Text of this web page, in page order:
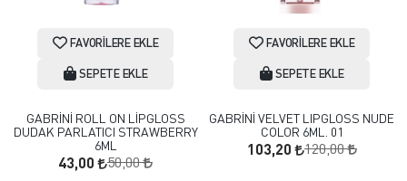
FAVORILERE EKLE
SEPETE EKLE
GABRİNİ ROLL ON LİPGLOSS
DUDAK PARLATICI STRAWBERRY
6ML
43,00 50,00
FAVORILERE EKLE
SEPETE EKLE
GABRİNİ VELVET LIPGLOSS NUDE
COLOR 6ML. 01
103,20 120,00